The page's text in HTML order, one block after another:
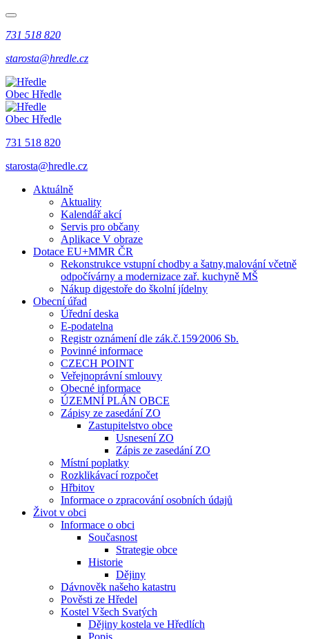
731 518 820
starosta@hredle.cz
Obec Hředle
Obec Hředle
731 518 820
starosta@hredle.cz
Aktuálně
Aktuality
Kalendář akcí
Servis pro občany
Aplikace V obraze
Dotace EU+MMR ČR
Rekonstrukce vstupní chodby a šatny,malování včetně
odpočívárny a modernizace zař. kuchyně MŠ
Nákup digestoře do školní jídelny
Obecní úřad
Úřední deska
E-podatelna
Registr oznámení dle zák.č.159⁄2006 Sb.
Povinné informace
CZECH POINT
Veřejnoprávní smlouvy
Obecné informace
ÚZEMNÍ PLÁN OBCE
Zápisy ze zasedání ZO
Zastupitelstvo obce
Usnesení ZO
Zápis ze zasedání ZO
Místní poplatky
Rozklikávací rozpočet
Hřbitov
Informace o zpracování osobních údajů
Život v obci
Informace o obci
Současnost
Strategie obce
Historie
Dějiny
Dávnověk našeho katastru
Pověsti ze Hředel
Kostel Všech Svatých
Dějiny kostela ve Hředlích
Popis